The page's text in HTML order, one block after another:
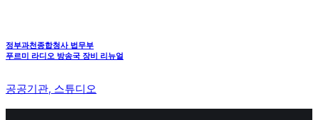
정부과천종합청사 법무부
푸르미 라디오 방송국 장비 리뉴얼
공공기관, 스튜디오